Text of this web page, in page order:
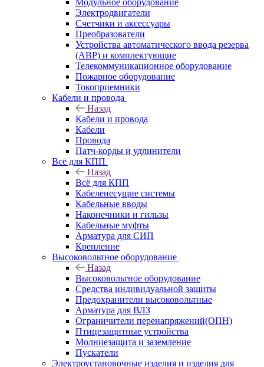
Модульное оборудование
Электродвигатели
Счетчики и аксессуары
Преобразователи
Устройства автоматического ввода резерва
(АВР) и комплектующие
Телекоммуникационное оборудование
Пожарное оборудование
Токоприемники
Кабели и провода
Назад
Кабели и провода
Кабели
Провода
Патч-корды и удлинители
Всё для КПП
Назад
Всё для КПП
Кабеленесущие системы
Кабельные вводы
Наконечники и гильзы
Кабельные муфты
Арматура для СИП
Крепление
Высоковольтное оборудование
Назад
Высоковольтное оборудование
Средства индивидуальной защиты
Предохранители высоковольтные
Арматура для ВЛЗ
Ограничители перенапряжений(ОПН)
Птицезащитные устройства
Молниезащита и заземление
Пускатели
Электроустановочные изделия и изделия для